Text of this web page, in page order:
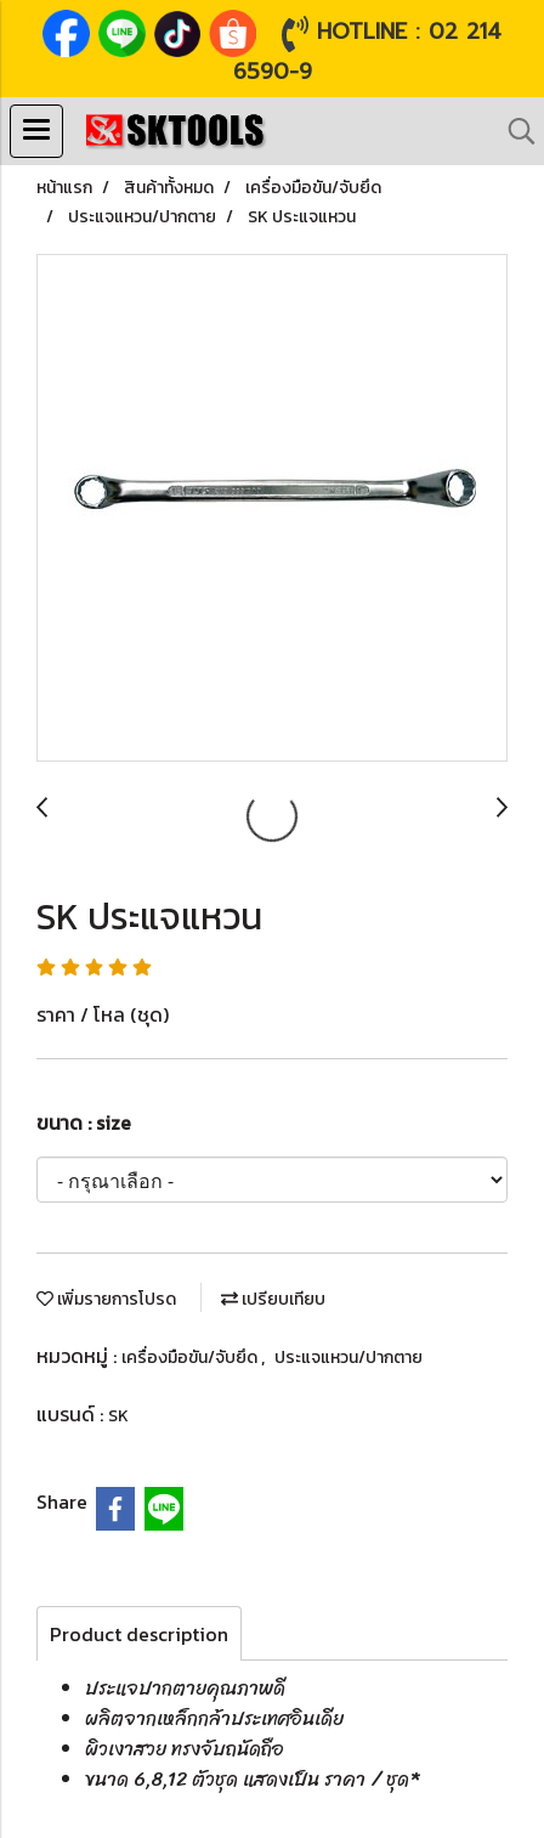
HOTLINE : 02 214
6590-9
หน้าแรก สินค้าทั้งหมด
เครื่องมือขัน/จับยึด
ประแจแหวน/ปากตาย
SK ประแจแหวน
SK ประแจแหวน
ราคา / โหล (ชุด)
ขนาด : size
เพิ่มรายการโปรด เปรียบเทียบ
หมวดหมู่ : เครื่องมือขัน/จับยึด, ประแจแหวน/ปากตาย
แบรนด์ : SK
Share
Product description
ประแจปากตายคุณภาพดี
ผลิตจากเหล็กกล้าประเทศอินเดีย
ผิวเงาสวย ทรงจับถนัดถือ
ขนาด 6,8,12 ตัวชุด แสดงเป็น ราคา / ชุด*